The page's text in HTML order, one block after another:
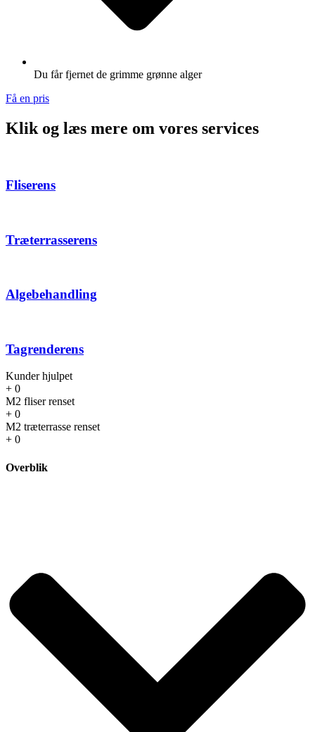
Du får fjernet de grimme grønne alger
Få en pris
Klik og læs mere om vores services
Fliserens
Træterrasserens
Algebehandling
Tagrenderens
Kunder hjulpet
+ 0
M2 fliser renset
+ 0
M2 træterrasse renset
+ 0
Overblik